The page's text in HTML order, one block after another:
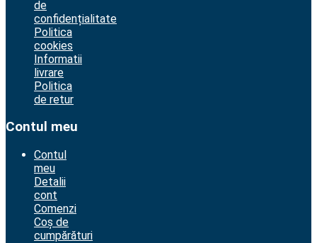
de
confidențialitate
Politica
cookies
Informatii
livrare
Politica
de retur
Contul meu
Contul
meu
Detalii
cont
Comenzi
Coș de
cumpărături